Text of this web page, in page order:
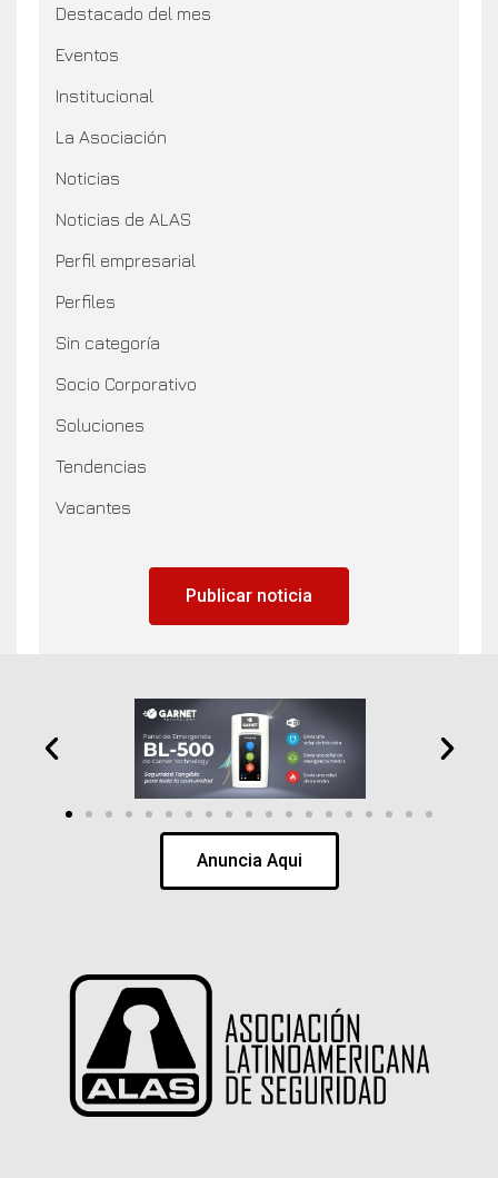
Destacado del mes
Eventos
Institucional
La Asociación
Noticias
Noticias de ALAS
Perfil empresarial
Perfiles
Sin categoría
Socio Corporativo
Soluciones
Tendencias
Vacantes
Publicar noticia
Anuncia Aqui